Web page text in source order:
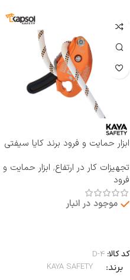
ابزار حمایت و فرود برند کایا سیفتی
تجهیزات کار در ارتفاع, ابزار حمایت و
فرود
موجود در انبار
کد کالا: D-4
برند KAYA SAFETY